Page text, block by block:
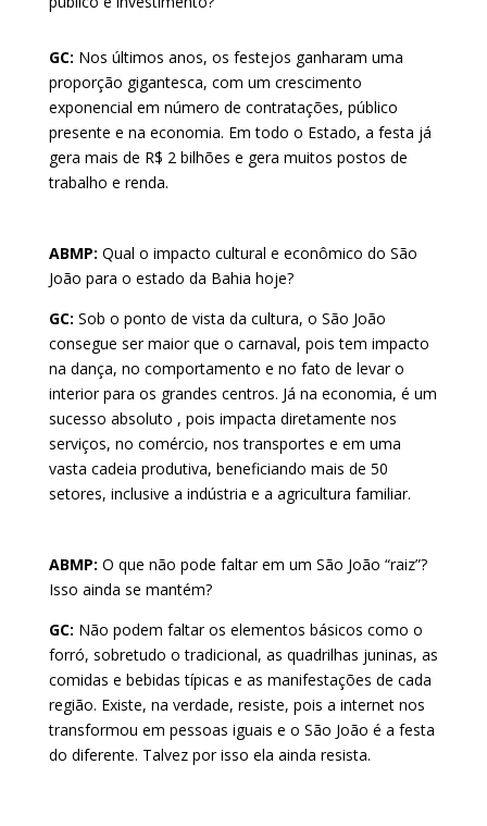
GC: Nos últimos anos, os festejos ganharam uma
proporção gigantesca, com um crescimento
exponencial em número de contratações, público
presente e na economia. Em todo o Estado, a festa já
gera mais de R$ 2 bilhões e gera muitos postos de
trabalho e renda.
ABMP: Qual o impacto cultural e econômico do São
João para o estado da Bahia hoje?
GC: Sob o ponto de vista da cultura, o São João
consegue ser maior que o carnaval, pois tem impacto
na dança, no comportamento e no fato de levar o
interior para os grandes centros. Já na economia, é um
sucesso absoluto , pois impacta diretamente nos
serviços, no comércio, nos transportes e em uma
vasta cadeia produtiva, beneficiando mais de 50
setores, inclusive a indústria e a agricultura familiar.
ABMP: O que não pode faltar em um São João “raiz”?
Isso ainda se mantém?
GC: Não podem faltar os elementos básicos como o
forró, sobretudo o tradicional, as quadrilhas juninas, as
comidas e bebidas típicas e as manifestações de cada
região. Existe, na verdade, resiste, pois a internet nos
transformou em pessoas iguais e o São João é a festa
do diferente. Talvez por isso ela ainda resista.